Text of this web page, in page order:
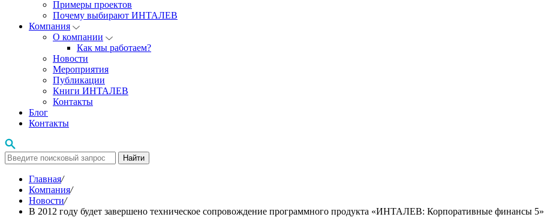
Примеры проектов
Почему выбирают ИНТАЛЕВ
Компания
О компании
Как мы работаем?
Новости
Мероприятия
Публикации
Книги ИНТАЛЕВ
Контакты
Блог
Контакты
Найти
Главная/
Компания/
Новости/
В 2012 году будет завершено техническое сопровождение программного продукта «ИНТАЛЕВ: Корпоративные финансы 5»